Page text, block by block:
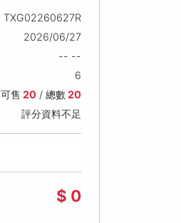
TXG02260627R
2026/06/27
-- --
6
可售 20/ 總數20
評分資料不足
$ 0